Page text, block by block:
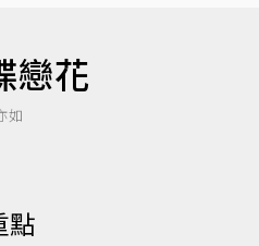
戀花
如
點